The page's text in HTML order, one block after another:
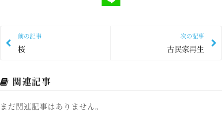
前の記事
桜
次の記事
古民家再生
関連記事
まだ関連記事はありません。